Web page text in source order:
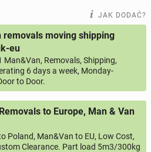
JAK DODAĆ?
removals moving shipping
eu
Man&Van, Removals, Shipping,
6 days a week, Monday-
to Door.
to Europe, Man & Van
Poland, Man&Van to EU, Low Cost,
Clearance. Part load 5m3/300kg